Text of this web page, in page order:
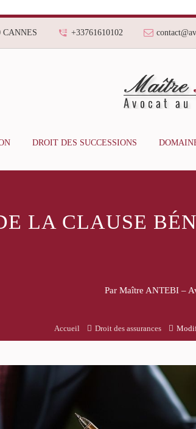
CANNES +33761610102
DROIT DES SUCCESSIONS
LA CLAUSE
Par Maître ANTEBI –
Accueil Droit des assurances